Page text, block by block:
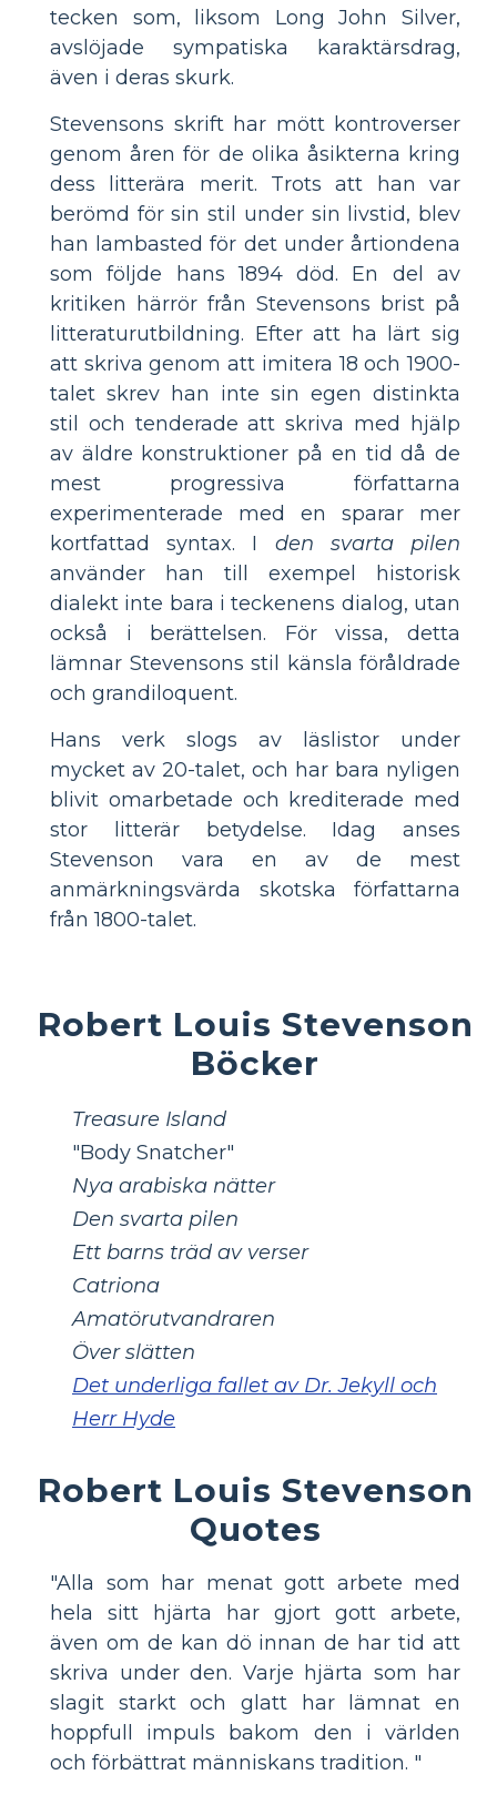
tecken som, liksom Long John Silver,
avslöjade sympatiska karaktärsdrag,
även i deras skurk.
Stevensons skrift har mött kontroverser
genom åren för de olika åsikterna kring
dess litterära merit. Trots att han var
berömd för sin stil under sin livstid, blev
han lambasted för det under årtiondena
som följde hans 1894 död. En del av
kritiken härrör från Stevensons brist på
litteraturutbildning. Efter att ha lärt sig
att skriva genom att imitera 18 och 1900-
talet skrev han inte sin egen distinkta
stil och tenderade att skriva med hjälp
av äldre konstruktioner på en tid då de
mest progressiva författarna
experimenterade med en sparar mer
kortfattad syntax. I den svarta pilen
använder han till exempel historisk
dialekt inte bara i teckenens dialog, utan
också i berättelsen. För vissa, detta
lämnar Stevensons stil känsla föråldrade
och grandiloquent.
Hans verk slogs av läslistor under
mycket av 20-talet, och har bara nyligen
blivit omarbetade och krediterade med
stor litterär betydelse. Idag anses
Stevenson vara en av de mest
anmärkningsvärda skotska författarna
från 1800-talet.
Robert Louis Stevenson
Böcker
Treasure Island
"Body Snatcher"
Nya arabiska nätter
Den svarta pilen
Ett barns träd av verser
Catriona
Amatörutvandraren
Över slätten
Det underliga fallet av Dr. Jekyll och
Herr Hyde
Robert Louis Stevenson
Quotes
"Alla som har menat gott arbete med
hela sitt hjärta har gjort gott arbete,
även om de kan dö innan de har tid att
skriva under den. Varje hjärta som har
slagit starkt och glatt har lämnat en
hoppfull impuls bakom den i världen
och förbättrat människans tradition. "